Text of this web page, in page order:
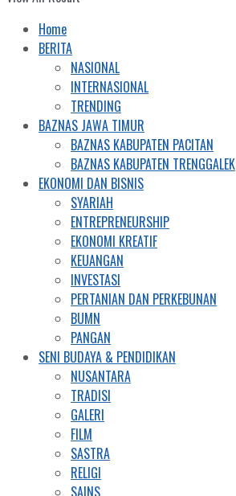
Home
BERITA
NASIONAL
INTERNASIONAL
TRENDING
BAZNAS JAWA TIMUR
BAZNAS KABUPATEN PACITAN
BAZNAS KABUPATEN TRENGGALEK
EKONOMI DAN BISNIS
SYARIAH
ENTREPRENEURSHIP
EKONOMI KREATIF
KEUANGAN
INVESTASI
PERTANIAN DAN PERKEBUNAN
BUMN
PANGAN
SENI BUDAYA & PENDIDIKAN
NUSANTARA
TRADISI
GALERI
FILM
SASTRA
RELIGI
SAINS